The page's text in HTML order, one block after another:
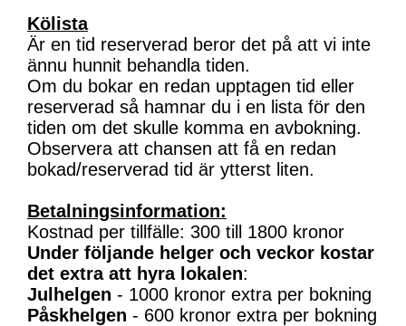
Kölista
Är en tid reserverad beror det på att vi inte
ännu hunnit behandla tiden.
Om du bokar en redan upptagen tid eller
reserverad så hamnar du i en lista för den
tiden om det skulle komma en avbokning.
Observera att chansen att få en redan
bokad/reserverad tid är ytterst liten.
Betalningsinformation:
Kostnad per tillfälle: 300 till 1800 kronor
Under följande helger och veckor kostar
det extra att hyra lokalen:
Julhelgen - 1000 kronor extra per bokning
Påskhelgen - 600 kronor extra per bokning